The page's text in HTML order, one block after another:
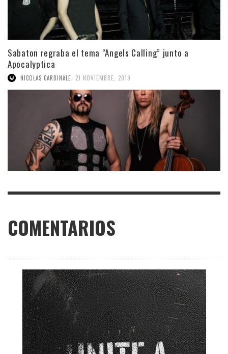
Sabaton regraba el tema “Angels Calling” junto a
Apocalyptica
NICOLAS CARDINALE 21 NOVIEMBRE, 2019
COMENTARIOS